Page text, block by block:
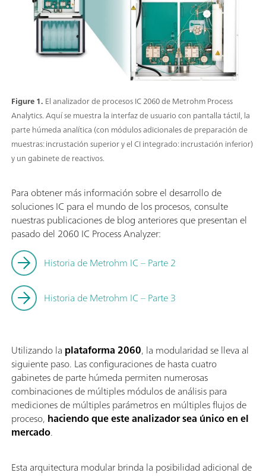
Figure 1. El analizador de procesos IC 2060 de Metrohm Process
Analytics. Aquí se muestra la interfaz de usuario con pantalla táctil, la
parte húmeda analítica (con módulos adicionales de preparación de
muestras: incrustación superior y el CI integrado: incrustación inferior)
y un gabinete de reactivos.
Para obtener más información sobre el desarrollo de
soluciones IC para el mundo de los procesos, consulte
nuestras publicaciones de blog anteriores que presentan el
pasado del 2060 IC Process Analyzer:
Historia de Metrohm IC – Parte 2
Historia de Metrohm IC – Parte 3
Utilizando la plataforma 2060, la modularidad se lleva al
siguiente paso. Las configuraciones de hasta cuatro
gabinetes de parte húmeda permiten numerosas
combinaciones de múltiples módulos de análisis para
mediciones de múltiples parámetros en múltiples flujos de
proceso, haciendo que este analizador sea único en el
mercado.
Esta arquitectura modular brinda la posibilidad adicional de